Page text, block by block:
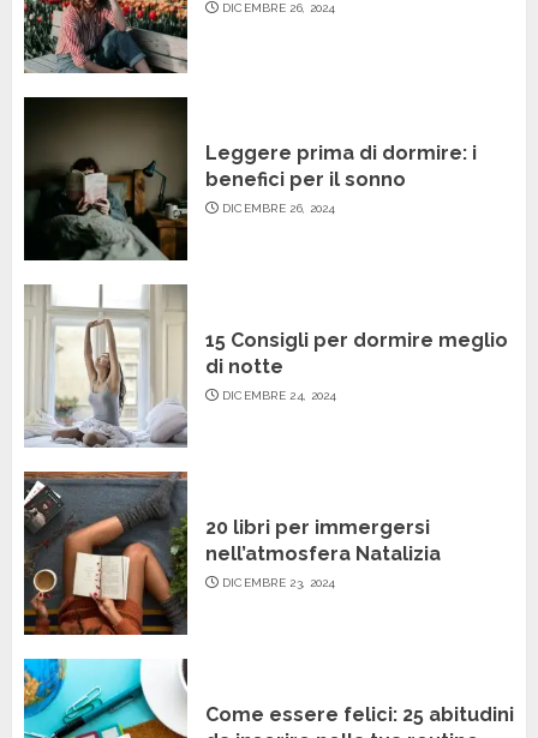
DICEMBRE 26, 2024
Leggere prima di dormire: i
benefici per il sonno
DICEMBRE 26, 2024
15 Consigli per dormire meglio
di notte
DICEMBRE 24, 2024
20 libri per immergersi
nell’atmosfera Natalizia
DICEMBRE 23, 2024
Come essere felici: 25 abitudini